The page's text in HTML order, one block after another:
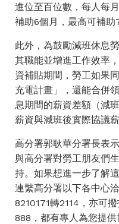
進位至百位數，每人每
補助6個月，最高可補助
此外，為鼓勵減班休息
其職能並增進工作效率
資補貼期間，勞工如果
充電計畫」，還能合併
息期間的薪資差額（減
薪資與減班後實際協議
高分署郭耿華分署長表
與高分署對勞工朋友們
持。如果想進一步了解
連繫高分署以下各中心
8210171轉2114，亦可
888，都有專人為您提供